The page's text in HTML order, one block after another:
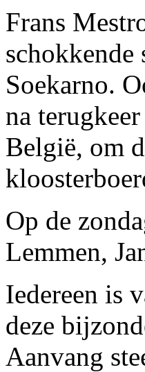
Frans
Soekarno.
na
België, om
Op de
Lemmen,
Iedereen is
deze
Aanvang